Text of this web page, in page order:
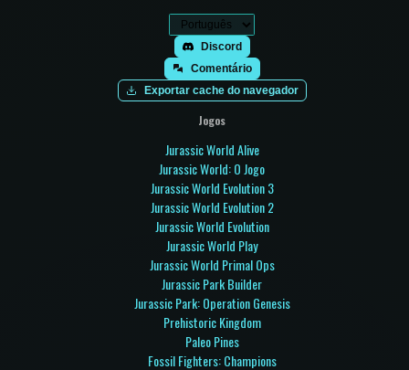
Discord
Comentário
Exportar cache do navegador
Jogos
Jurassic World Alive
Jurassic World: O Jogo
Jurassic World Evolution 3
Jurassic World Evolution 2
Jurassic World Evolution
Jurassic World Play
Jurassic World Primal Ops
Jurassic Park Builder
Jurassic Park: Operation Genesis
Prehistoric Kingdom
Paleo Pines
Fossil Fighters: Champions